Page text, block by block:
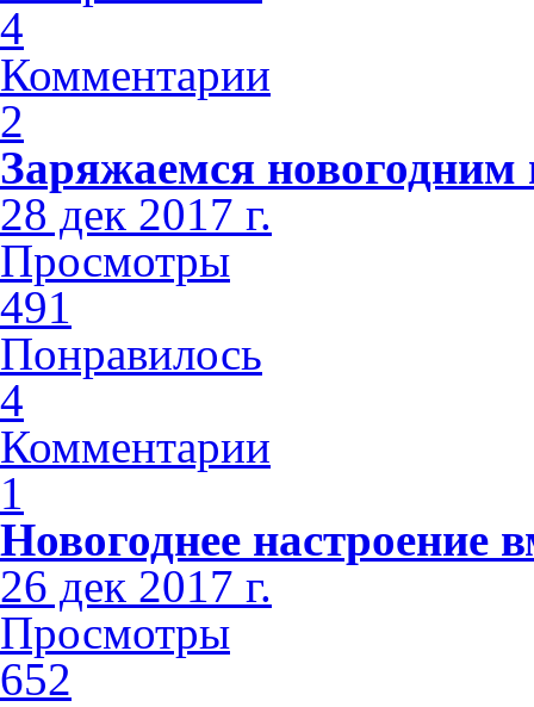
4
Комментарии
2
Заряжаемся новогодним
28 дек 2017 г.
Просмотры
491
Понравилось
4
Комментарии
1
Новогоднее
26 дек 2017 г.
Просмотры
652